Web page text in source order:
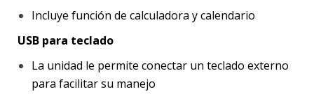
Incluye función de calculadora y calendario
USB para teclado
La unidad le permite conectar un teclado externo
para facilitar su manejo